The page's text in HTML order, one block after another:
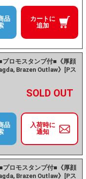
カートに
追加
品
プロモスタンプ付■《厚顔
Brazen Outlaw》[Pス
－ +
入荷時に
通知
品
プロモスタンプ付■《厚顔
Brazen Outlaw》[Pス